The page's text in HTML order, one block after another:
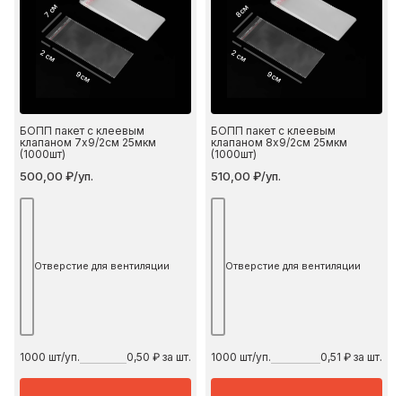
7 см
2 см
9 см
БОПП пакет с клеевым
клапаном 7х9/2см 25мкм
(1000шт)
500,00 ₽/уп.
Отверстие для вентиляции
1000 шт/уп. 0,50 ₽ за шт.
8 см
2 см
9 см
БОПП пакет с клеевым
клапаном 8х9/2см 25мкм
(1000шт)
510,00 ₽/уп.
Отверстие для вентиляции
1000 шт/уп. 0,51 ₽ за шт.